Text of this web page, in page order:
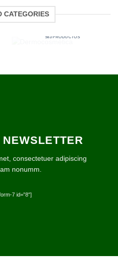
CATEGORIES
583 PRODUCTOS
consectetuer adipiscing
nonumm.
7 id=”8″]